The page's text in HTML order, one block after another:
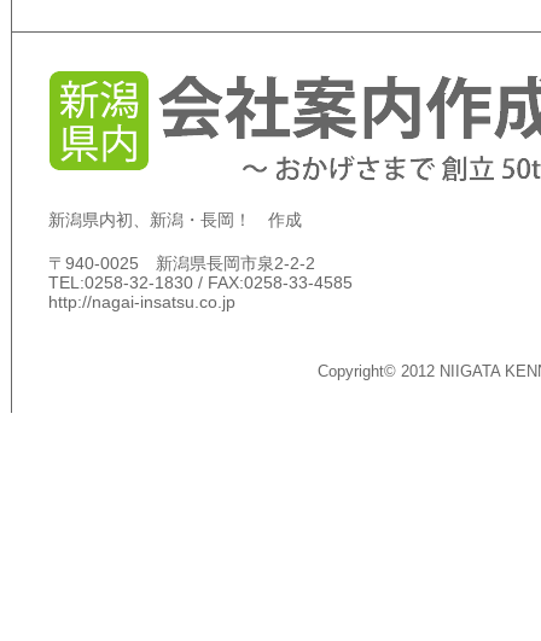
新潟県内初、新潟・長岡！ 作成
〒940-0025 新潟県長岡市泉2-2-2
TEL:0258-32-1830 / FAX:0258-33-4585
http://nagai-insatsu.co.jp
Copyright© 2012 NIIGATA